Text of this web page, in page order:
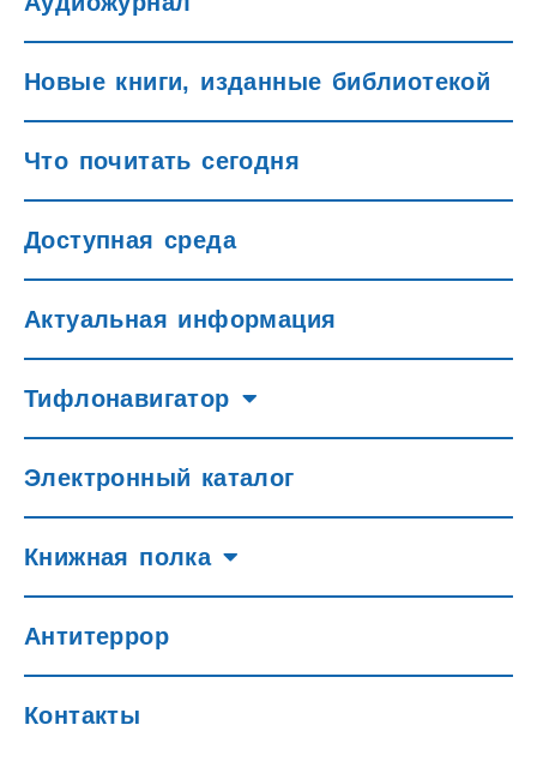
Новые книги, изданные библиотекой
Что почитать сегодня
Доступная среда
Актуальная информация
Тифлонавигатор
Электронный каталог
Книжная полка
Антитеррор
Контакты